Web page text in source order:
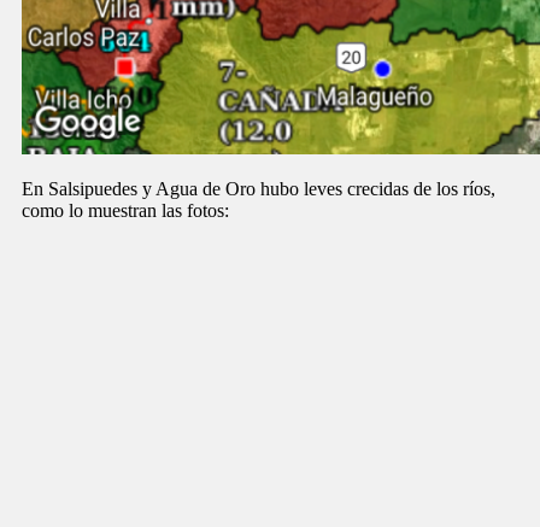
En Salsipuedes y Agua de Oro hubo leves crecidas de los ríos,
como lo muestran las fotos: